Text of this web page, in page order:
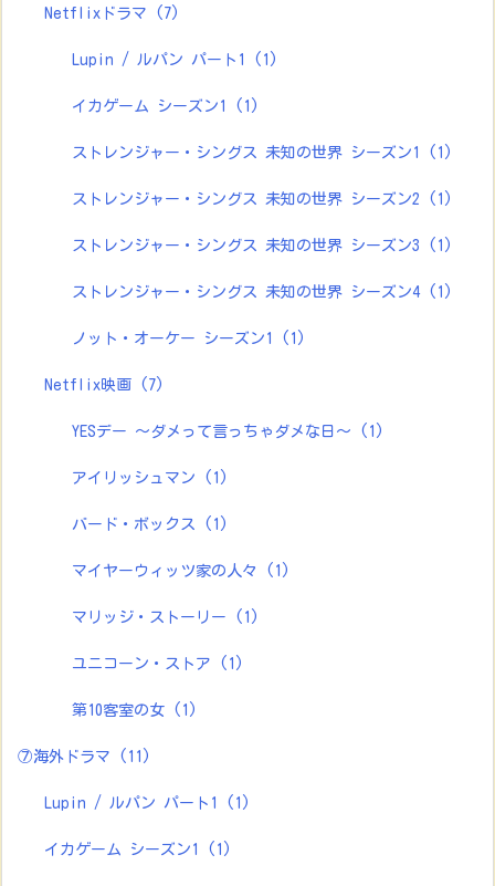
Netflixドラマ (7)
Lupin / ルパン パート1 (1)
イカゲーム シーズン1 (1)
ストレンジャー・シングス 未知の世界 シーズン1 (1)
ストレンジャー・シングス 未知の世界 シーズン2 (1)
ストレンジャー・シングス 未知の世界 シーズン3 (1)
ストレンジャー・シングス 未知の世界 シーズン4 (1)
ノット・オーケー シーズン1 (1)
Netflix映画 (7)
YESデー ～ダメって言っちゃダメな日～ (1)
アイリッシュマン (1)
バード・ボックス (1)
マイヤーウィッツ家の人々 (1)
マリッジ・ストーリー (1)
ユニコーン・ストア (1)
第10客室の女 (1)
⑦海外ドラマ (11)
Lupin / ルパン パート1 (1)
イカゲーム シーズン1 (1)